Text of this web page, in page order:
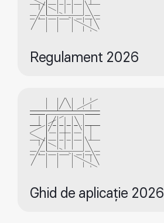
Regulament 2026
Ghid de aplicație 2026